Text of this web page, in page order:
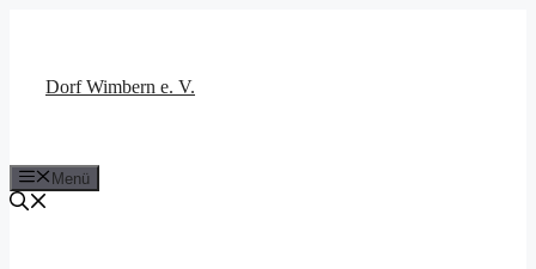
Dorf Wimbern e. V.
Menü